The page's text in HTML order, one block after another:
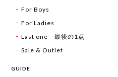
For Boys
For Ladies
Last one 最後の1点
Sale & Outlet
GUIDE